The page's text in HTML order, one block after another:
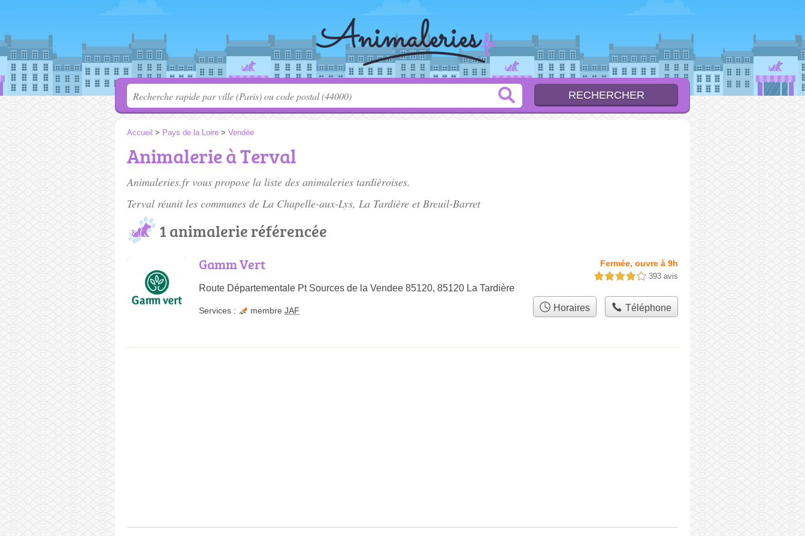
Accueil > Pays de la Loire > Vendée
Animalerie à Terval
Animaleries.fr vous propose la liste des animaleries tardièroises.
Terval réunit les communes de La Chapelle-aux-Lys, La Tardière et Breuil-Barret
1 animalerie référencée
Gamm Vert
Route Départementale Pt Sources de la Vendee 85120, 85120 La Tardière
Fermée, ouvre à 9h
4,0 étoiles sur 5 393 avis
Services : membre JAF Horaires Téléphone